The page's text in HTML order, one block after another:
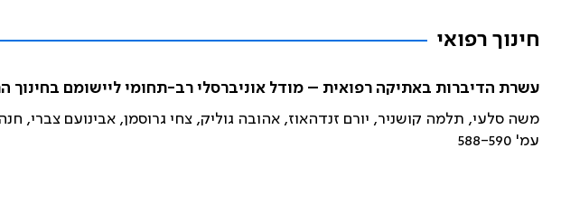
חינוך רפואי
עשרת הדיברות באתיקה רפואית – מודל אוניברסלי רב-תחומי ליישומם בחינוך
משה סלעי, תלמה קושניר, יורם זנדהאוז, אהובה גוליק, צחי גרוסמן, אבינועם צברי,
עמ' 588-590